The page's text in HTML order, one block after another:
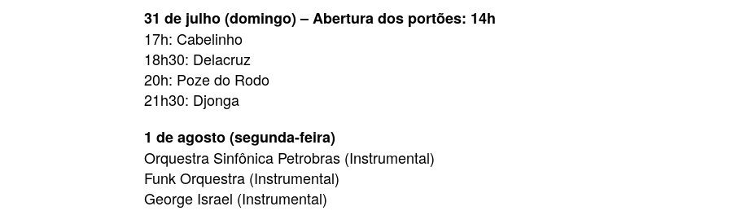
31 de julho (domingo) – Abertura dos portões: 14h
17h: Cabelinho
18h30: Delacruz
20h: Poze do Rodo
21h30: Djonga
1 de agosto (segunda-feira)
Orquestra Sinfônica Petrobras (Instrumental)
Funk Orquestra (Instrumental)
George Israel (Instrumental)